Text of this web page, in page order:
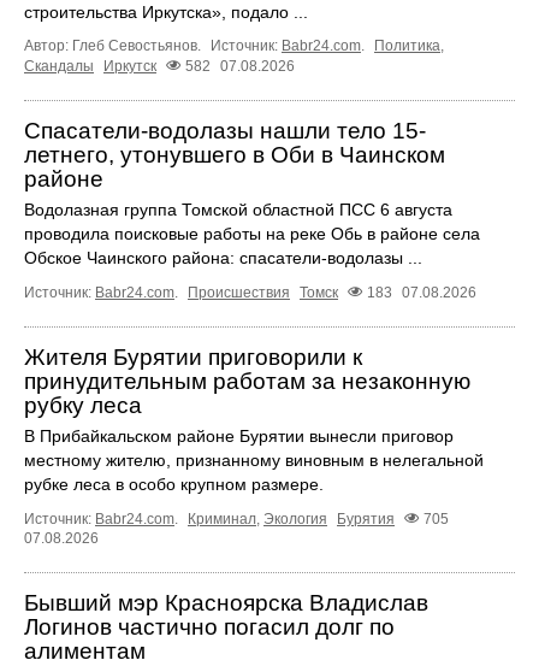
строительства Иркутска», подало ...
Автор: Глеб Севостьянов. Источник: Babr24.com. Политика,
Скандалы
Иркутск 582 07.08.2026
Спасатели-водолазы нашли тело 15-
летнего, утонувшего в Оби в Чаинском
районе
Водолазная группа Томской областной ПСС 6 августа
проводила поисковые работы на реке Обь в районе села
Обское Чаинского района: спасатели-водолазы ...
Источник: Babr24.com. Происшествия Томск 183 07.08.2026
Жителя Бурятии приговорили к
принудительным работам за незаконную
рубку леса
В Прибайкальском районе Бурятии вынесли приговор
местному жителю, признанному виновным в нелегальной
рубке леса в особо крупном размере.
Источник: Babr24.com. Криминал, Экология Бурятия
705
07.08.2026
Бывший мэр Красноярска Владислав
Логинов частично погасил долг по
алиментам